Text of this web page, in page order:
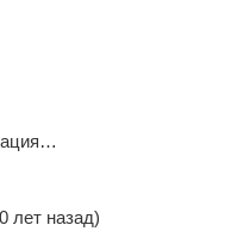
лет назад)